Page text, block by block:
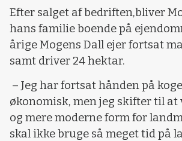
Efter salget af bedriften,bliver
hans familie boende på
årige Mogens Dall ejer fortsat
samt driver 24 hektar.
– Jeg har fortsat hånden på
økonomisk, men jeg skifter til
og mere moderne form for
skal ikke bruge så meget tid på